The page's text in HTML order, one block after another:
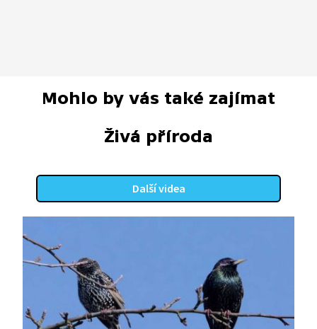
Mohlo by vás také zajímat
Živá příroda
Další videa